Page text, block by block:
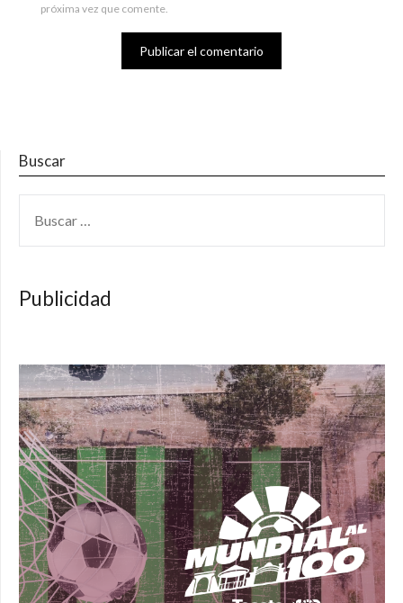
próxima vez que comente.
Buscar
Publicidad